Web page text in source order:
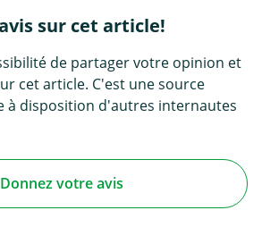
sur cet article!
de partager votre opinion et
cet article. C'est une source
à disposition d'autres internautes
Donnez votre avis